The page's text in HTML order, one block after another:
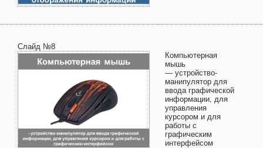
Слайд №8
Компьютерная
мышь
— устройство-
манипулятор для
ввода графической
информации, для
управления
курсором и для
работы с
графическим
интерфейсом